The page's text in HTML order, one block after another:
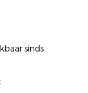
sinds